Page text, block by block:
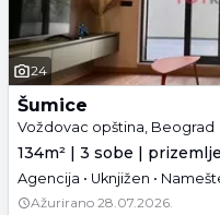
24
Šumice
Voždovac opština, Beograd
134m² | 3 sobe |
Agencija • Uknjižen •
Ažurirano 28.07.2026.